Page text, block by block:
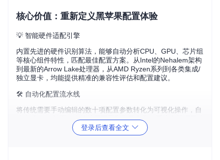
核心价值：重新定义黑苹果配置体验
💡 智能硬件适配引擎
内置先进的硬件识别算法，能够自动分析CPU、GPU、芯片组
等核心组件特性，匹配最佳配置方案。从Intel的Nehalem架构
到最新的Arrow Lake处理器，从AMD Ryzen系列到各类集成/
独立显卡，均能提供精准的兼容性评估和配置建议。
🛠️ 自动化配置流水线
将传统需要手动编辑的数十项配置参数转化为可视化操作，自
动生成ACPI补丁、内核扩展配置和引导参数。系统会根据硬件
特性智能选择必要的kext文件，避免冗余配置导致的系统不稳
登录后查看全文